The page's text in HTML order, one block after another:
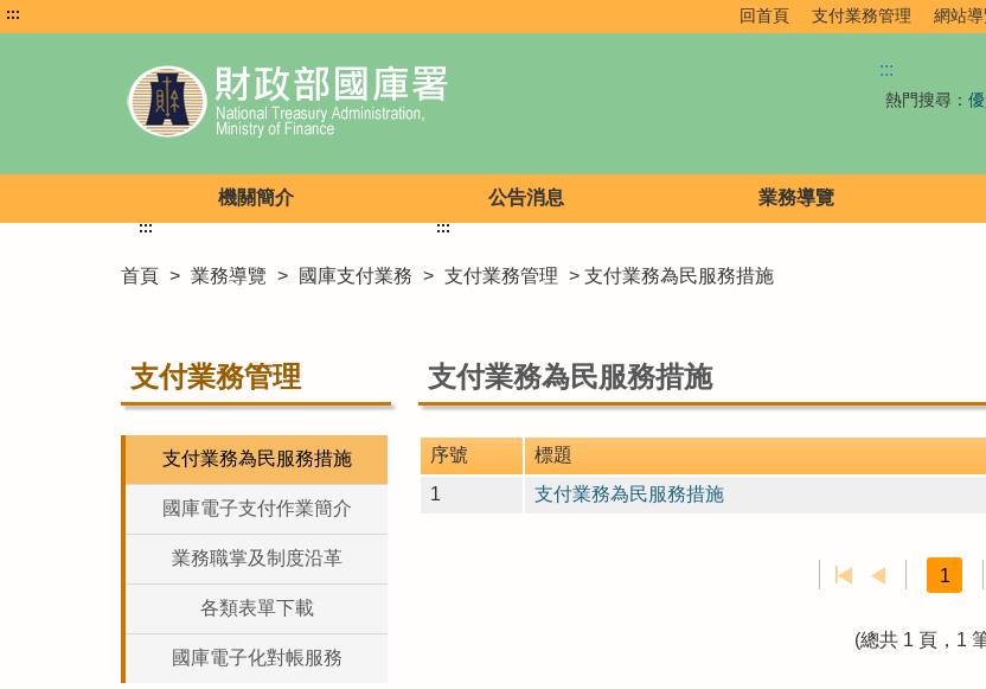
::: 回首頁 支付業務管理 網站導
:::
熱門搜尋：
機關簡介 公告消息 業務導覽
首頁 > 業務導覽 > 國庫支付業務 > 支付業務管理 > 支付業務為民服務措施
:::
支付業務管理
支付業務為民服務措施
國庫電子支付作業簡介
業務職掌及制度沿革
各類表單下載
國庫電子化對帳服務
:::
支付業務為民服務措施
序號 標題
1
支付業務為民服務措施
1
(總共 1 頁，1